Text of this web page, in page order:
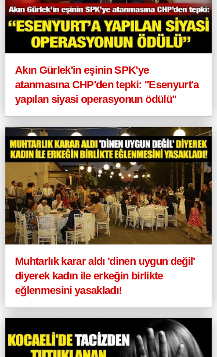
Akın Gürlek'in eşinin SPK'ye
atanmasına CHP'den tepki: "Esenyurt'a
yapılan siyasi operasyonun ödülü"
Muhtarlık karar aldı 'dinen uygun değil'
diyerek kadın ile erkeğin birlikte
eğlenmesini yasakladı!